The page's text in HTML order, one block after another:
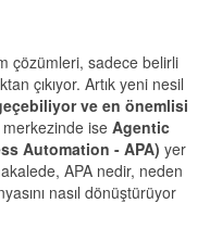
çözümleri, sadece belirli
çıkıyor. Artık yeni nesil
ve en önemlisi
ise Agentic
Automation - APA) yer
APA nedir, neden
nasıl dönüştürüyor